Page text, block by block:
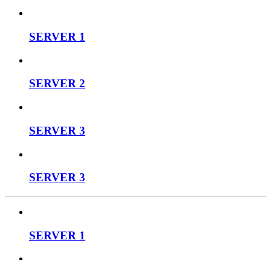
SERVER 1
SERVER 2
SERVER 3
SERVER 3
SERVER 1